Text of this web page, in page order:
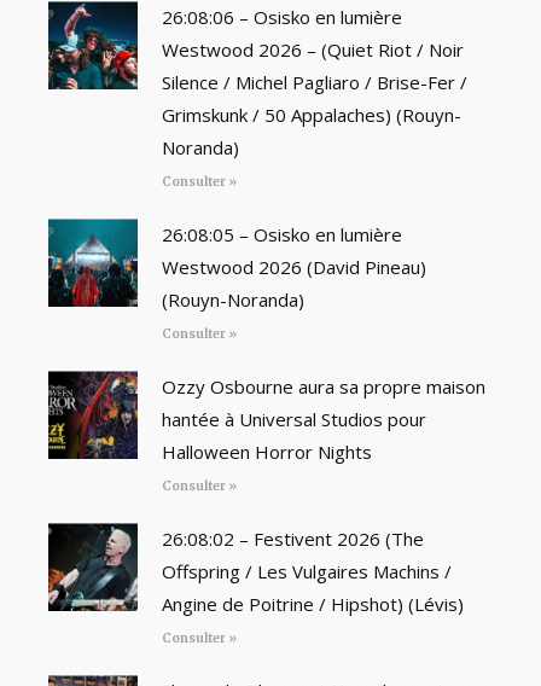
26:08:06 – Osisko en lumière
Westwood 2026 – (Quiet Riot / Noir
Silence / Michel Pagliaro / Brise-Fer /
Grimskunk / 50 Appalaches) (Rouyn-
Noranda)
Consulter »
26:08:05 – Osisko en lumière
Westwood 2026 (David Pineau)
(Rouyn-Noranda)
Consulter »
Ozzy Osbourne aura sa propre maison
hantée à Universal Studios pour
Halloween Horror Nights
Consulter »
26:08:02 – Festivent 2026 (The
Offspring / Les Vulgaires Machins /
Angine de Poitrine / Hipshot) (Lévis)
Consulter »